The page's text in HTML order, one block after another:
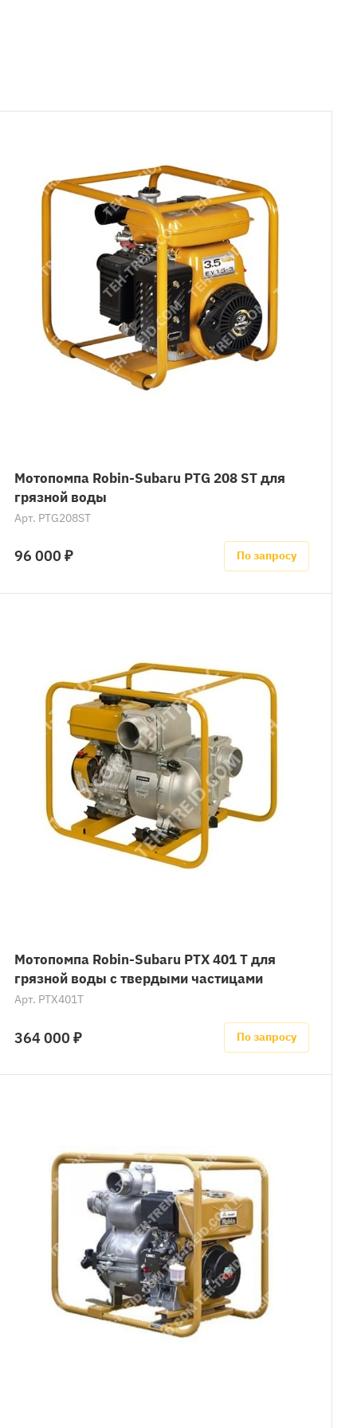
Мотопомпа Robin-Subaru PTG 208 ST для
грязной воды
Арт. PTG208ST
96 000 ₽ По запросу
Мотопомпа Robin-Subaru PTХ 401 T для
грязной воды c твердыми частицами
Арт. PTX401T
364 000 ₽ По запросу